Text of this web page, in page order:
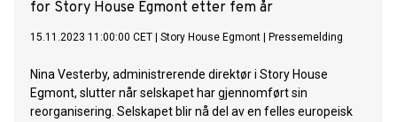
for Story House Egmont etter fem år
15.11.2023 11:00:00 CET Story House Egmont Pressemelding
Nina Vesterby, administrerende direktør i Story House
Egmont, slutter når selskapet har gjennomført sin
reorganisering. Selskapet blir nå del av en felles europeisk